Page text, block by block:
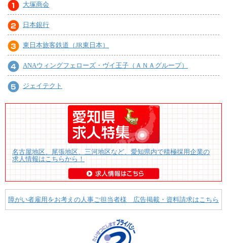
大塚商会
日本銀行
東日本旅客鉄道（JR東日本）
ANAウィングフェローズ・ヴイ王子（ＡＮＡグループ）
ジェイテクト
名古屋地区、尾張地区、三河地区など、愛知県内で積極採用企業の
求人情報はこちらから！
障がい者雇用をお考えの人事ご担当者様 広告掲載・資料請求はこちら